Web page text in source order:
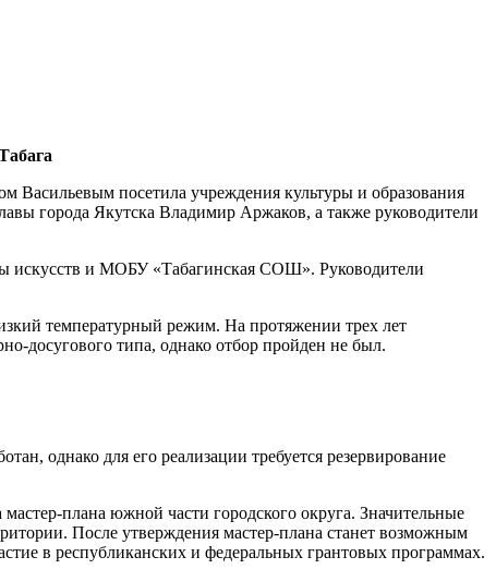
Васильевым посетила учреждения культуры и образования
города Якутска Владимир Аржаков, а также руководители
искусств и МОБУ «Табагинская СОШ». Руководители
температурный режим. На протяжении трех лет
досугового типа, однако отбор пройден не был.
однако для его реализации требуется резервирование
плана южной части городского округа. Значительные
После утверждения мастер-плана станет возможным
в республиканских и федеральных грантовых программах.